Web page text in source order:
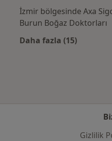
İzmir bölgesinde Axa
Burun Boğaz Doktorları
Daha fazla (15)
Gizlilik